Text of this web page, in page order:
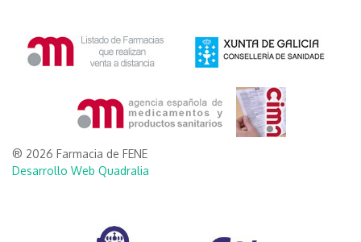
® 2026 Farmacia de FENE
Desarrollo Web Quadralia